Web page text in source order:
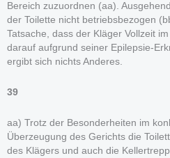
Bereich zuzuordnen (aa).
der Toilette nicht betriebsbezogen
Tatsache, dass der Kläger Vollzeit
darauf aufgrund seiner Epilepsie-
ergibt sich nichts Anderes.
39
aa) Trotz der Besonderheiten im
Überzeugung des Gerichts die
des Klägers und auch die